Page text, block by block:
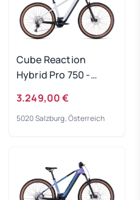
Cube Reaction
Hybrid Pro 750 -
Rahmengröße: XXL
3.249,00 €
5020 Salzburg, Österreich